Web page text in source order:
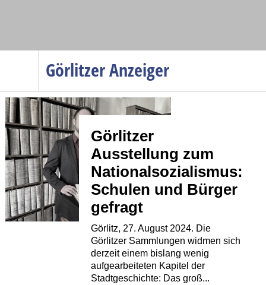
Görlitzer Anzeiger
Menüpunkte
Startseite
Politik
Gesellschaft
Wirtschaft
Service
Verkehr
Gesundheit
Görlitzer
Ausstellung zum
Nationalsozialismus:
Schulen und Bürger
gefragt
Görlitz, 27. August 2024. Die
Görlitzer Sammlungen widmen sich
derzeit einem bislang wenig
aufgearbeiteten Kapitel der
Stadtgeschichte: Das groß...